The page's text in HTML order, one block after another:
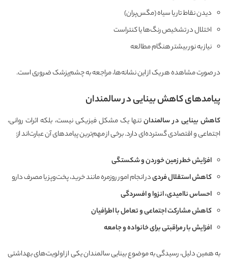
دیدن نقاط تار یا سیاه (مگس‌پران)
اختلال در تشخیص رنگ‌ها یا کنتراست
نیاز به نور بیشتر هنگام مطالعه
در صورت مشاهده هر یک از این نشانه‌ها، مراجعه به چشم‌پزشک ضروری است.
پیامدهای کاهش بینایی در سالمندان
کاهش بینایی در سالمندانتنها یک مشکل فیزیکی نیست، بلکه اثرات روانی،
اجتماعی و اقتصادی گسترده‌ای دارد. برخی از مهم‌ترین پیامدهای آن عبارت‌اند از:
افزایش خطر زمین خوردن و شکستگی
کاهش استقلال فردیدر انجام امور روزمره مانند خرید، پخت‌وپز یا مصرف دارو
احساس ناامیدی، انزوا و افسردگی
کاهش مشارکت اجتماعی و تعامل با اطرافیان
افزایش بار مراقبتی برای خانواده و جامعه
به همین دلیل، رسیدگی به موضوع بینایی سالمندان یکی از اولویت‌های بهداشتی